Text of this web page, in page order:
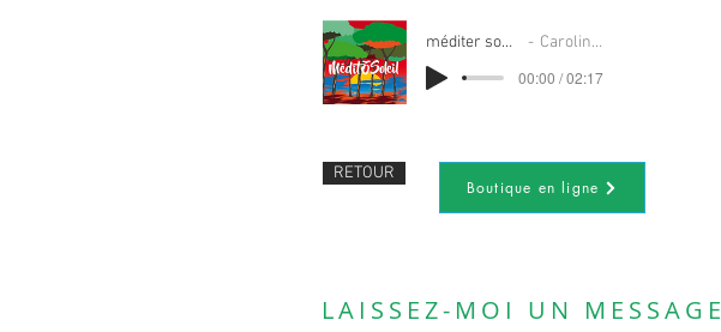
méditer sous les pins
Caroline Chayla
00:00 / 02:17
RETOUR
Boutique en ligne
LAISSEZ-MOI UN MESSAGE